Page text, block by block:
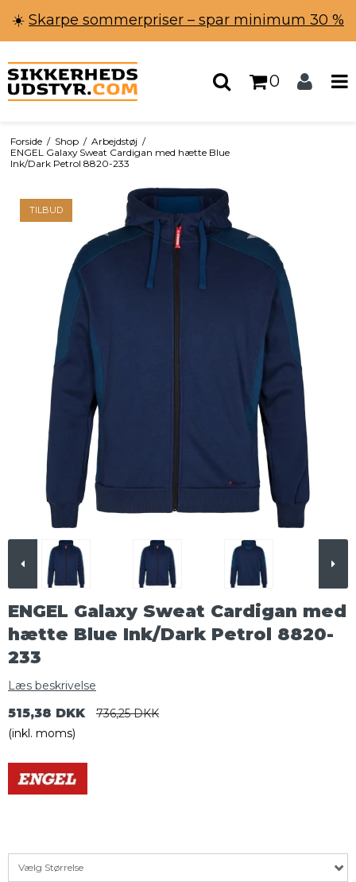
☀️ Skarpe sommerpriser – spar minimum 30 %
0
Forside / Shop / Arbejdstøj /
ENGEL Galaxy Sweat Cardigan med hætte Blue
Ink/Dark Petrol 8820-233
TILBUD
ENGEL Galaxy Sweat Cardigan med
hætte Blue Ink/Dark Petrol 8820-
233
Læs beskrivelse
515,38 DKK
736,25 DKK
(inkl. moms)
Vælg Størrelse